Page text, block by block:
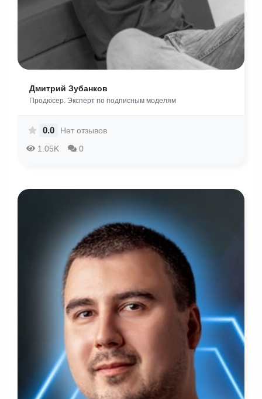
Дмитрий Зубанков
Продюсер. Эксперт по подписным моделям
1.05K 0
0.0 Нет отзывов